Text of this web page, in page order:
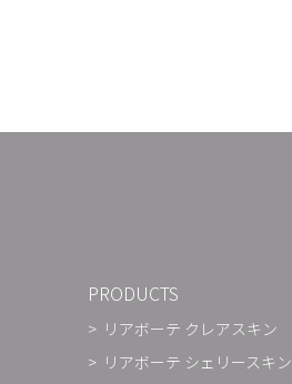
PRODUCTS
リアボーテ クレアスキン
リアボーテ シェリースキン